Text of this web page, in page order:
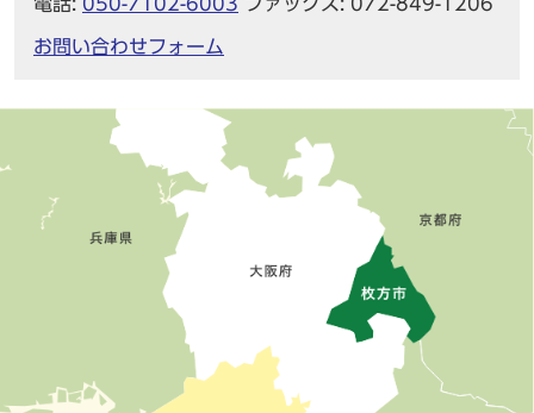
電話: 050-7102-6003 ファックス: 072-849-1206
お問い合わせフォーム